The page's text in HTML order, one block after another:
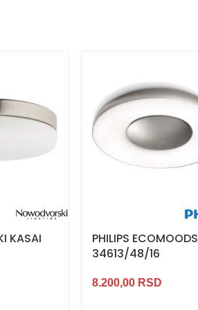
KASAI
PHILIPS ECOMOODS
34613/48/16
8.200,00 RSD